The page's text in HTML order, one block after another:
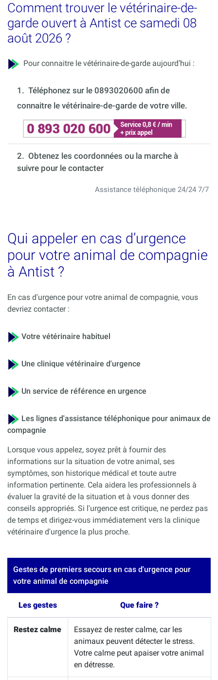
Comment trouver le vétérinaire-de-
garde ouvert à Antist ce samedi 08
août 2026 ?
Pour connaitre le vétérinaire-de-garde aujourd’hui :
1. Téléphonez sur le 0893020600 afin de
connaitre le vétérinaire-de-garde de votre ville.
2. Obtenez les coordonnées ou la marche à
suivre pour le contacter
Assistance téléphonique 24/24 7/7
Qui appeler en cas d’urgence
pour votre animal de compagnie
à Antist ?
En cas d'urgence pour votre animal de compagnie, vous
devriez contacter :
Votre vétérinaire habituel
Une clinique vétérinaire d'urgence
Un service de référence en urgence
Les lignes d'assistance téléphonique pour animaux de
compagnie
Lorsque vous appelez, soyez prêt à fournir des
informations sur la situation de votre animal, ses
symptômes, son historique médical et toute autre
information pertinente. Cela aidera les professionnels à
évaluer la gravité de la situation et à vous donner des
conseils appropriés. Si l'urgence est critique, ne perdez pas
de temps et dirigez-vous immédiatement vers la clinique
vétérinaire d'urgence la plus proche.
Gestes de premiers secours en cas d'urgence pour
votre animal de compagnie
Les gestes Que faire ?
Restez calme
Essayez de rester calme, car les
animaux peuvent détecter le stress.
Votre calme peut apaiser votre animal
en détresse.